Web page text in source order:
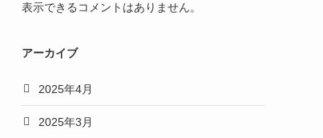
表示できるコメントはありません。
アーカイブ
2025年4月
2025年3月